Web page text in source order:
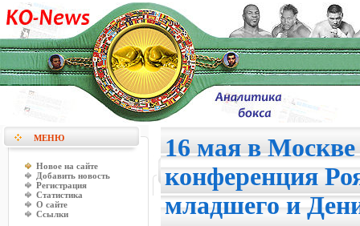
МЕНЮ
Новое на сайте
Добавить новость
Регистрация
Статистика
О сайте
Ссылки
16 мая в Москве
конференция
младшего и